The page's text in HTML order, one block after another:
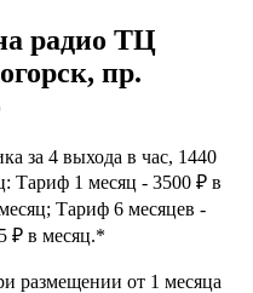
радио ТЦ
пр.
за 4 выхода в час, 1440
Тариф 1 месяц - 3500 ₽ в
Тариф 6 месяцев -
₽ в месяц.*
размещении от 1 месяца